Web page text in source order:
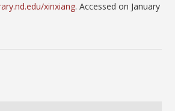
xinxiang. Accessed on January